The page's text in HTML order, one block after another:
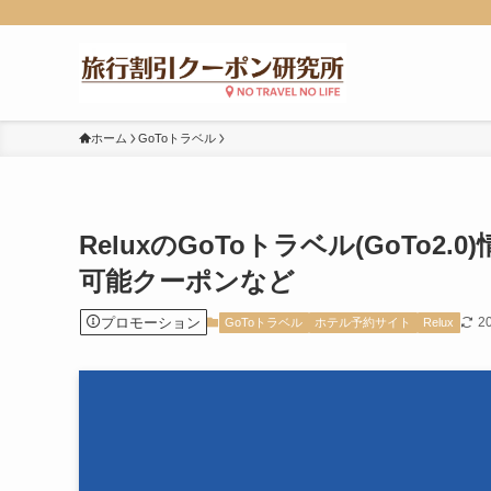
ホーム GoToトラベル
ReluxのGoToトラベル(GoTo2.0)
可能クーポンなど
プロモーション GoToトラベル ホテル予約サイト Relux